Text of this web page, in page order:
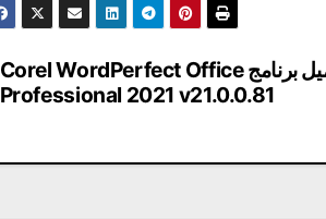
تحميل برنامج Corel WordPerfect Office
Professional 2021 v21.0.0.81